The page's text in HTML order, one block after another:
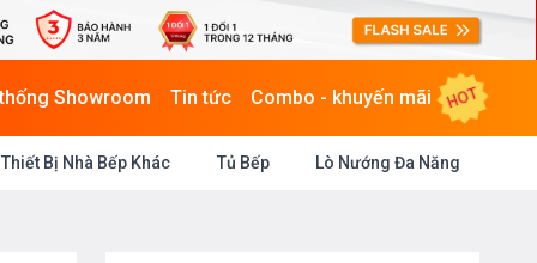
Showroom Tin tức Combo - khuyến mãi HOT
Thiết Bị Nhà Bếp Khác Tủ Bếp Lò Nướng Đa Năng